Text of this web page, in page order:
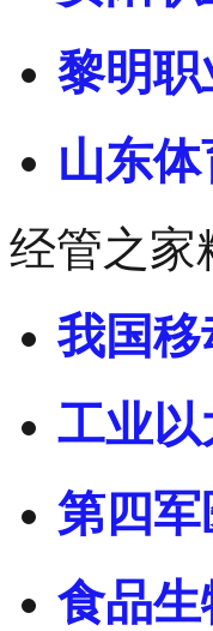
黎明
山东
经管之家
我国
工业
第四
食品